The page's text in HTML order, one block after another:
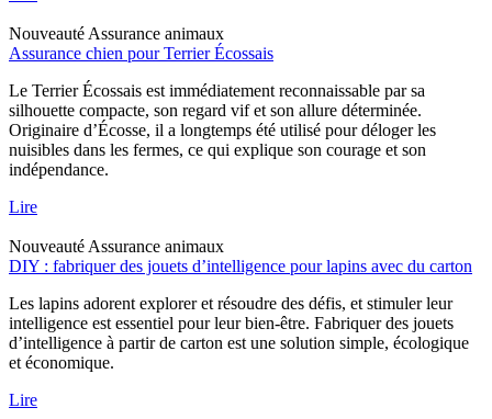
Nouveauté Assurance animaux
Assurance chien pour Terrier Écossais
Le Terrier Écossais est immédiatement reconnaissable par sa
silhouette compacte, son regard vif et son allure déterminée.
Originaire d’Écosse, il a longtemps été utilisé pour déloger les
nuisibles dans les fermes, ce qui explique son courage et son
indépendance.
Lire
Nouveauté Assurance animaux
DIY : fabriquer des jouets d’intelligence pour lapins avec du carton
Les lapins adorent explorer et résoudre des défis, et stimuler leur
intelligence est essentiel pour leur bien-être. Fabriquer des jouets
d’intelligence à partir de carton est une solution simple, écologique
et économique.
Lire